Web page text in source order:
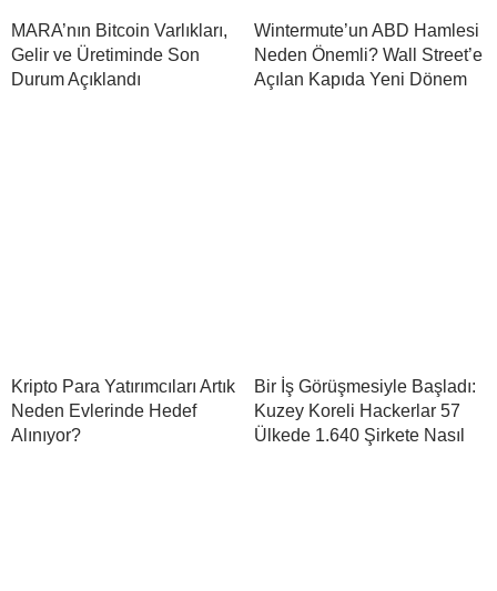
MARA’nın Bitcoin Varlıkları,
Gelir ve Üretiminde Son
Durum Açıklandı
Wintermute’un ABD Hamlesi
Neden Önemli? Wall Street’e
Açılan Kapıda Yeni Dönem
Kripto Para Yatırımcıları Artık
Neden Evlerinde Hedef
Alınıyor?
Bir İş Görüşmesiyle Başladı:
Kuzey Koreli Hackerlar 57
Ülkede 1.640 Şirkete Nasıl